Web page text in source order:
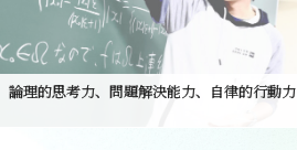
論理的思考力、問題解決能力、自律的行動力